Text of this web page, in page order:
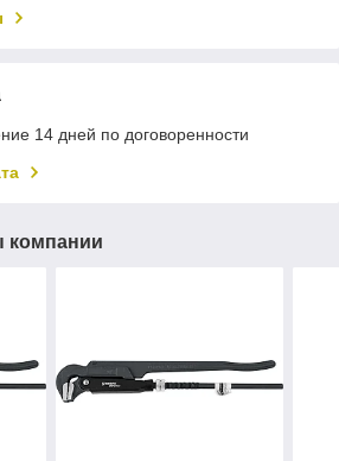
14 дней по договоренности
компании